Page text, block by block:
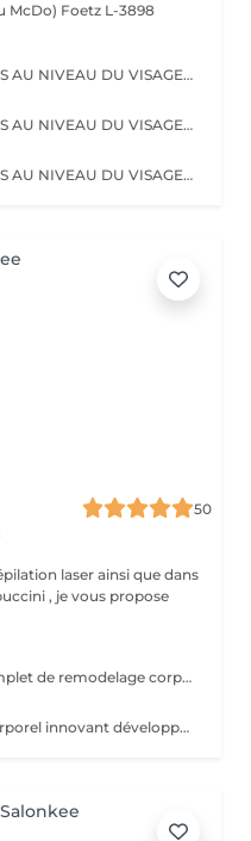
McDo) Foetz L-3898
RELÄCHEMENT CUTANE ET RIDES AU NIVEAU DU VISAGE OU DU CORPS. PAS BESOIN DE PASSER PAR LA CASE CHIRURGIE POUR LES ÉLIMINER. LE PLASMA LIFT EST UNE TECHNIQUE ESTHÉTIQUE NON-INVASIVE QUI PROMET UN RAJEUNISSEMENT CUTANÉ RAPIDE ET EFFICACE.
RELÄCHEMENT CUTANE ET RIDES AU NIVEAU DU VISAGE OU DU CORPS. PAS BESOIN DE PASSER PAR LA CASE CHIRURGIE POUR LES ÉLIMINER. LE PLASMA LIFT EST UNE TECHNIQUE ESTHÉTIQUE NON-INVASIVE QUI PROMET UN RAJEUNISSEMENT CUTANÉ RAPIDE ET EFFICACE.
RELÄCHEMENT CUTANE ET RIDES AU NIVEAU DU VISAGE OU DU CORPS. PAS BESOIN DE PASSER PAR LA CASE CHIRURGIE POUR LES ÉLIMINER. LE PLASMA LIFT EST UNE TECHNIQUE ESTHÉTIQUE NON-INVASIVE QUI PROMET UN RAJEUNISSEMENT CUTANÉ RAPIDE ET EFFICACE.
50
laser ainsi que dans
, je vous propose
Top Shape est un programme complet de remodelage corporel développé par Germaine de Capuccini. Ce plan personnalisé vise à réduire les accumulations de graisse, raffermir les zones relâchées et éliminer les toxines, en tenant compte des particularités de chaque corps.
WOW Shape est un traitement corporel innovant développé par Germaine de Capuccini. Ce soin vise à remodeler la silhouette, réduire la cellulite et améliorer la texture de la peau. Il combine une technique de vacuum packed avec des actifs puissants pour offrir des résultats visibles rapidement. Principaux bénéfices du traitement WOW Shape : Effet anti-cellulite : cible et réduit la cellulite en stimulant la combustion des graisses. Effet détoxifiant : favorise le drainage, active la circulation et élimine les toxines. Effet amincissant : réduit le volume et aide à libérer la rétention d'eau grâce à son action drainante. Effet préventif : aide à prévenir la formation de nouveaux dépôts graisseux.